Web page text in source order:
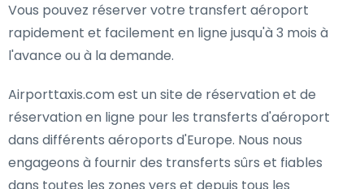
Vous pouvez réserver votre transfert aéroport
rapidement et facilement en ligne jusqu'à 3 mois à
l'avance ou à la demande.
Airporttaxis.com est un site de réservation et de
réservation en ligne pour les transferts d'aéroport
dans différents aéroports d'Europe. Nous nous
engageons à fournir des transferts sûrs et fiables